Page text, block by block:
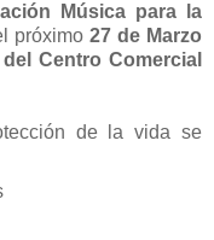
Música para la
próximo 27 de Marzo
Centro Comercial
de la vida se